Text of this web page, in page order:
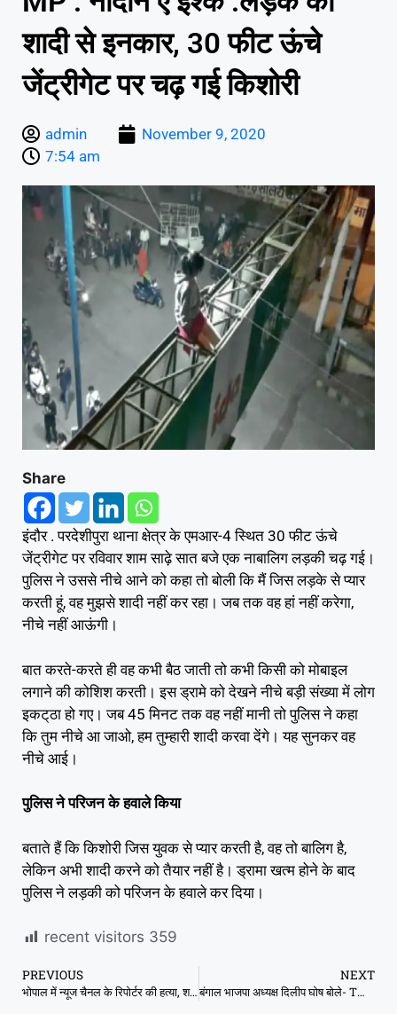
शादी से इनकार, 30 फीट ऊंचे
जेंट्रीगेट पर चढ़ गई किशोरी
admin
November 9, 2020
7:54 am
Share
इंदौर . परदेशीपुरा थाना क्षेत्र के एमआर-4 स्थित 30 फीट ऊंचे
जेंट्रीगेट पर रविवार शाम साढ़े सात बजे एक नाबालिग लड़की चढ़ गई।
पुलिस ने उससे नीचे आने को कहा तो बोली कि मैं जिस लड़के से प्यार
करती हूं, वह मुझसे शादी नहीं कर रहा। जब तक वह हां नहीं करेगा,
नीचे नहीं आऊंगी।
बात करते-करते ही वह कभी बैठ जाती तो कभी किसी को मोबाइल
लगाने की कोशिश करती। इस ड्रामे को देखने नीचे बड़ी संख्या में लोग
इकट्‌ठा हो गए। जब 45 मिनट तक वह नहीं मानी तो पुलिस ने कहा
कि तुम नीचे आ जाओ, हम तुम्हारी शादी करवा देंगे। यह सुनकर वह
नीचे आई।
पुलिस ने परिजन के हवाले किया
बताते हैं कि किशोरी जिस युवक से प्यार करती है, वह तो बालिग है,
लेकिन अभी शादी करने को तैयार नहीं है। ड्रामा खत्म होने के बाद
पुलिस ने लड़की को परिजन के हवाले कर दिया।
recent visitors 359
PREVIOUS
भोपाल में न्यूज चैनल के रिपोर्टर की हत्या, शव जंगल में पड़ा मिला, सिर कुचला गया
NEXT
बंगाल भाजपा अध्यक्ष दिलीप घोष बोले- TMC के लोग नहीं सुधरे तो हाथ-पैर तोड़ देंगे